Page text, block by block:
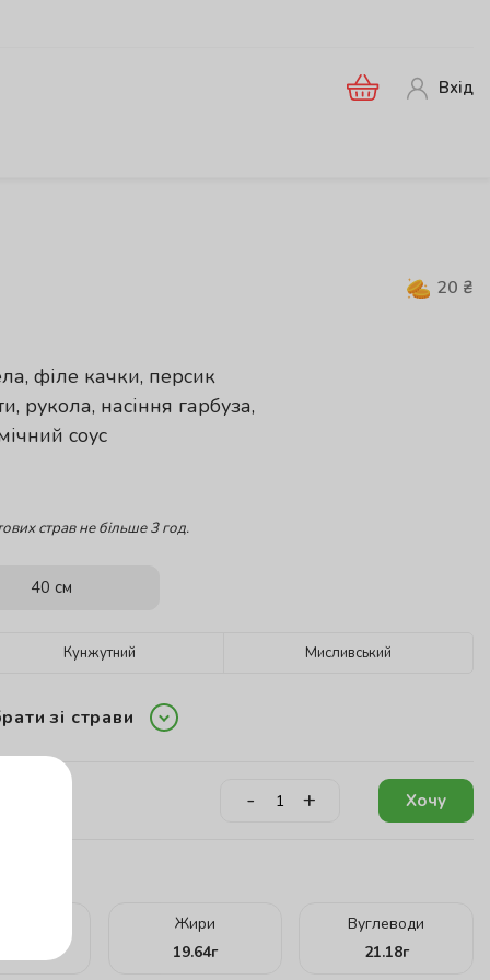
Вхід
20 ₴
філе качки, персик
рукола, насіння гарбуза,
соус
страв не більше 3 год.
40 см
Кунжутний Мисливський
зі страви
- + Хочу
Жири
19.64г
Вуглеводи
21.18г